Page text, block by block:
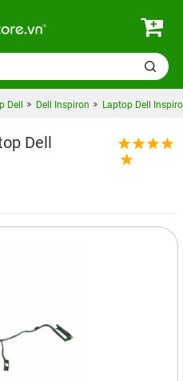
Dell Dell Inspiron Laptop Dell
Dell